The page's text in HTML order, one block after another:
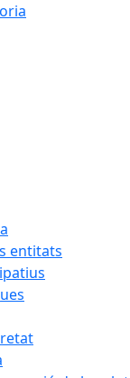
entitats